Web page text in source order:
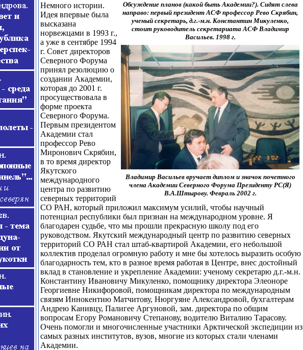
Обсуждение планов (какой быть Академии?). Сидят слева
направо: первый президент АСФ профессор Рево Скрябин,
ученый секретарь, д.г.-м.н. Константин Микуленко,
стоит руководитель секретариата АСФ Владимир
Васильев. 1998 г.
Владимир Васильев вручает диплом и значок почетного
члена Академии Северного Форума Президенту РС(Я)
В.А.Штырову. Февраль 2002 г.
Немного истории.
Идея впервые была
высказана
норвежцами в 1993 г.,
а уже в сентябре 1994
г. Совет директоров
Северного Форума
принял резолюцию о
создании Академии,
которая до 2001 г.
просуществовала в
форме проекта
Северного Форума.
Первым президентом
Академии стал
профессор Рево
Миронович Скрябин,
в то время директор
Якутского
международного
центра по развитию
северных территорий
СО РАН, который приложил максимум усилий, чтобы научный
потенциал республики был признан на международном уровне. Я
благодарен судьбе, что мы прошли прекрасную школу под его
руководством. Якутский международный центр по развитию северных
территорий СО РАН стал штаб-квартирой Академии, его небольшой
коллектив проделал огромную работу и мне бы хотелось выразить особую
благодарность тем, кто в разное время работая в Центре, внес достойный
вклад в становление и укрепление Академии: ученому секретарю д.г.-м.н.
Константину Ивановичу Микуленко, помощнику директора Элеоноре
Георгиевне Никифоровой, помощникам директора по международным
связям Иннокентию Матчитову, Нюргуяне Александровой, бухгалтерам
Андрею Канивцу, Палигее Аргуновой, зам. директора по общим
вопросам Егору Романовичу Степанову, водителю Виталию Тарасову.
Очень помогли и многочисленные участники Арктической экспедиции из
самых разных институтов, вузов, многие из которых стали членами
Академии.